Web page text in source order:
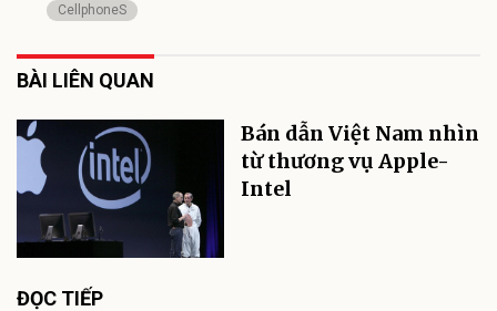
CellphoneS
BÀI LIÊN QUAN
Bán dẫn Việt Nam nhìn
từ thương vụ Apple-
Intel
ĐỌC TIẾP